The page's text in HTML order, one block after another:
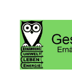
Inhalt
springen